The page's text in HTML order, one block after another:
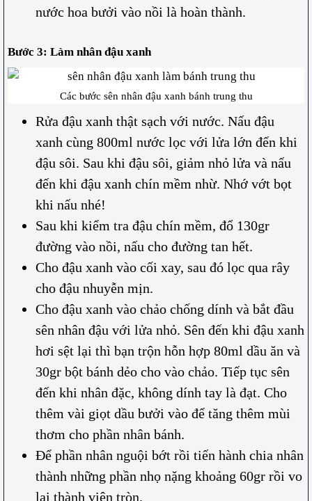
nước hoa bưởi vào nồi là hoàn thành.
Bước 3: Làm nhân đậu xanh
Các bước sên nhân đậu xanh bánh trung thu
Rửa đậu xanh thật sạch với nước. Nấu đậu
xanh cùng 800ml nước lọc với lửa lớn đến khi
đậu sôi. Sau khi đậu sôi, giảm nhỏ lửa và nấu
đến khi đậu xanh chín mềm nhừ. Nhớ vớt bọt
khi nấu nhé!
Sau khi kiểm tra đậu chín mềm, đổ 130gr
đường vào nồi, nấu cho đường tan hết.
Cho đậu xanh vào cối xay, sau đó lọc qua rây
cho đậu nhuyễn mịn.
Cho đậu xanh vào chảo chống dính và bắt đầu
sên nhân đậu với lửa nhỏ. Sên đến khi đậu xanh
hơi sệt lại thì bạn trộn hỗn hợp 80ml dầu ăn và
30gr bột bánh dẻo cho vào chảo. Tiếp tục sên
đến khi nhân đặc, không dính tay là đạt. Cho
thêm vài giọt dầu bưởi vào để tăng thêm mùi
thơm cho phần nhân bánh.
Để phần nhân nguội bớt rồi tiến hành chia nhân
thành những phần nhọ nặng khoảng 60gr rồi vo
lại thành viên tròn.